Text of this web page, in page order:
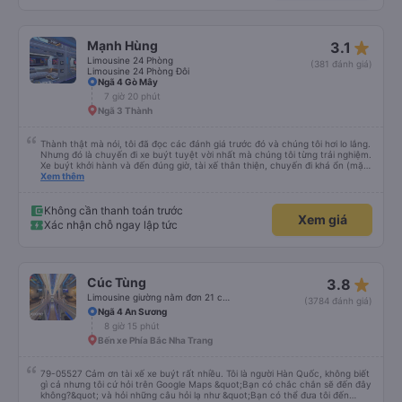
Mạnh Hùng
Limousine 24 Phòng
Limousine 24 Phòng Đôi
3.1 star_rate
(381 đánh giá)
Ngã 4 Gò Mây
7 giờ 20 phút
Ngã 3 Thành
Thành thật mà nói, tôi đã đọc các đánh giá trước đó và chúng tôi hơi lo lắng.
Nhưng đó là chuyến đi xe buýt tuyệt vời nhất mà chúng tôi từng trải nghiệm.
Xe buýt khởi hành và đến đúng giờ, tài xế thân thiện, chuyến đi khá ổn (mặc
dù vẫn hơi xóc, nhưng đó là đặc trưng của Việt Nam ^^), và chỗ ngồi thoải
Xem thêm
Không cần thanh toán trước
Xác nhận chỗ ngay lập tức
Xem giá
Cúc Tùng 3.8 star_rate
(3784 đánh giá)
Ngã 4 An Sương
8 giờ 15 phút
Bến xe Phía Bắc Nha Trang
79-05527 Cảm ơn tài xế xe buýt rất nhiều. Tôi là người Hàn Quốc, không biết
gì cả nhưng tôi cứ hỏi trên Google Maps &quot;Bạn có chắc chắn sẽ đến đây
không?&quot; và hỏi những câu hỏi lạ như &quot;Bạn có thể đưa tôi đến